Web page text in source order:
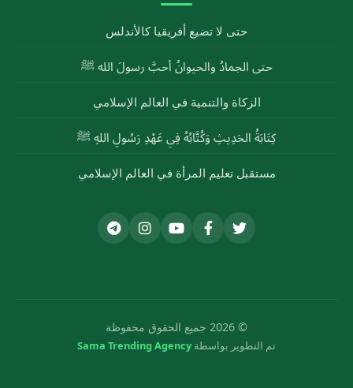
حتى لا تضيع أفريقيا كالأندلس
حتى الجمادُ والحيوانُ أحبَّ رسولَ الله ﷺ
الزكاة والتنمية في العالم الإسلامي
كِتَابَةُ الحَدِيثِ وَكُتَّابُهُ فِي عَهْدِ رَسُولِ اللهِ ﷺ
مستقبل تعليم المرأة في العالم الإسلامي
© 2026 جميع الحقوق محفوظة
تم التطوير بواسطة Sama Trending Agency